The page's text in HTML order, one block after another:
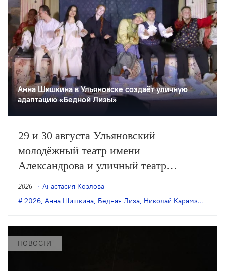
Анна Шишкина в Ульяновске создаëт уличную
адаптацию «Бедной Лизы»
29 и 30 августа Ульяновский
молодёжный театр имени
Александрова и уличный театр
«Странствующие куклы господина
Пэжо» из Санкт-Петербурга покажут
«Бедная Лиза» по одноимённой
повести Карамзина. Постановка
2026
Анастасия Козлова
2026, Анна Шишкина, Бедная Лиза, Николай Карамзин
НОВОСТИ